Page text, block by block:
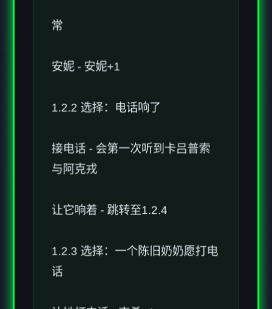
安妮 - 安妮+1
1.2.2 选择：电话响了
接电话 - 会第一次听到卡吕普索
让它响着 - 跳转至1.2.4
1.2.3 选择：一个陈旧奶奶愿打电
让她打电话 - 南希+1